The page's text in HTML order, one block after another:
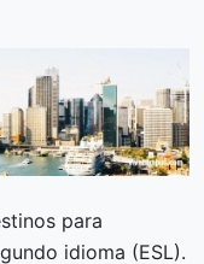
para
idioma (ESL).